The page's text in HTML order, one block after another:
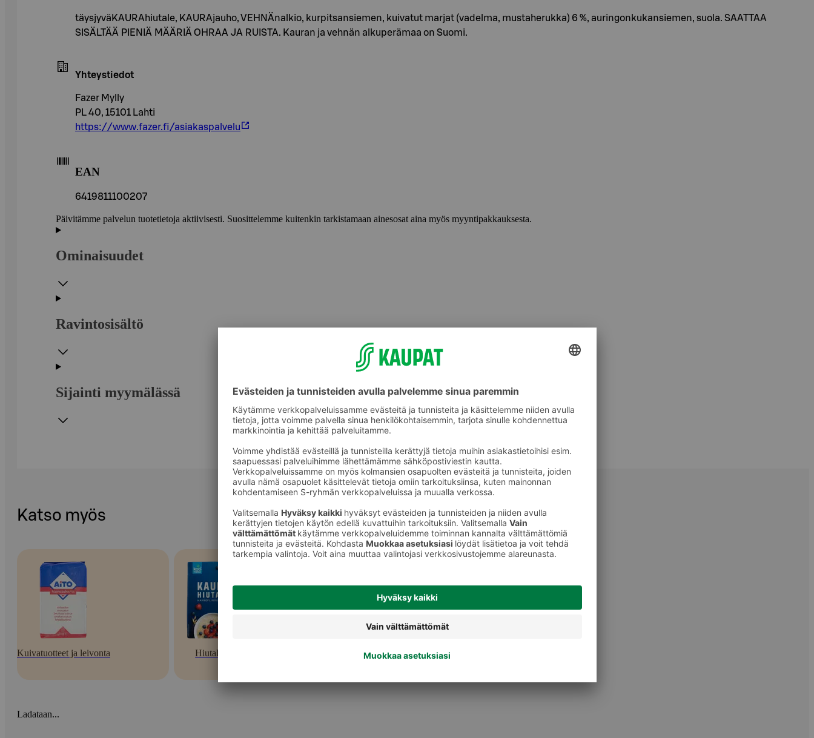
täysjyväKAURAhiutale, KAURAjauho, VEHNÄnalkio, kurpitsansiemen, kuivatut marjat (vadelma, mustaherukka) 6 %, auringonkukansiemen, suola. SAATTAA
SISÄLTÄÄ PIENIÄ MÄÄRIÄ OHRAA JA RUISTA. Kauran ja vehnän alkuperämaa on Suomi.
Yhteystiedot
Fazer Mylly
PL 40, 15101 Lahti
https://www.fazer.fi/asiakaspalvelu
EAN
6419811100207
Päivitämme palvelun tuotetietoja aktiivisesti. Suosittelemme kuitenkin tarkistamaan ainesosat aina myös myyntipakkauksesta.
Ominaisuudet
Ravintosisältö
Sijainti myymälässä
Katso myös
Kuivatuotteet ja leivonta Hiutaleet Pikapuurohiutaleet
Ladataan...